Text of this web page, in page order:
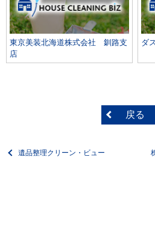
東京美装北海道株式会社 釧路支
店
ダ
戻る
遺品整理クリーン・ビュー